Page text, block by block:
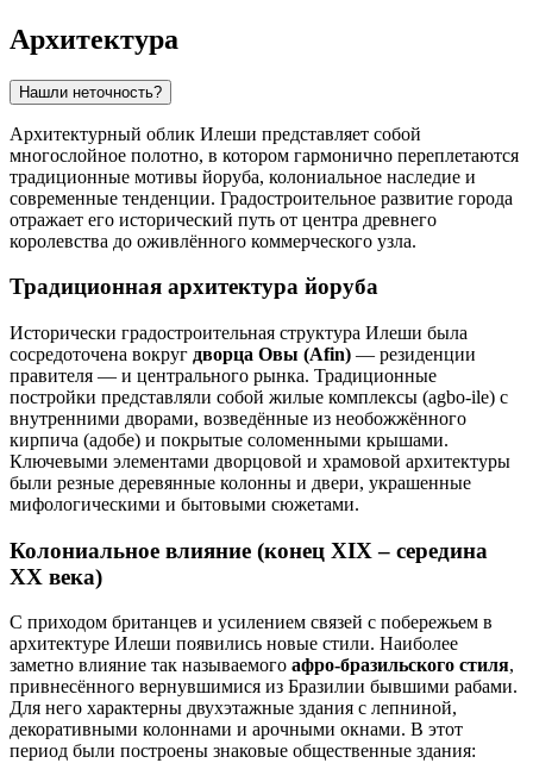
Архитектура
Нашли неточность?
Архитектурный облик Илеши представляет собой
многослойное полотно, в котором гармонично переплетаются
традиционные мотивы йоруба, колониальное наследие и
современные тенденции. Градостроительное развитие города
отражает его исторический путь от центра древнего
королевства до оживлённого коммерческого узла.
Традиционная архитектура йоруба
Исторически градостроительная структура Илеши была
сосредоточена вокруг дворца Овы (Afin) — резиденции
правителя — и центрального рынка. Традиционные
постройки представляли собой жилые комплексы (agbo-ile) с
внутренними дворами, возведённые из необожжённого
кирпича (адобе) и покрытые соломенными крышами.
Ключевыми элементами дворцовой и храмовой архитектуры
были резные деревянные колонны и двери, украшенные
мифологическими и бытовыми сюжетами.
Колониальное влияние (конец XIX – середина
XX века)
С приходом британцев и усилением связей с побережьем в
архитектуре Илеши появились новые стили. Наиболее
заметно влияние так называемого афро-бразильского стиля,
привнесённого вернувшимися из Бразилии бывшими рабами.
Для него характерны двухэтажные здания с лепниной,
декоративными колоннами и арочными окнами. В этот
период были построены знаковые общественные здания: